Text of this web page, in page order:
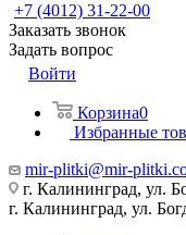
+7 (4012) 31-22-00
Заказать звонок
Задать вопрос
Войти
Корзина0
Избранные
mir-plitki@mir-
г. Калининград, ул.
г. Калининград, ул.